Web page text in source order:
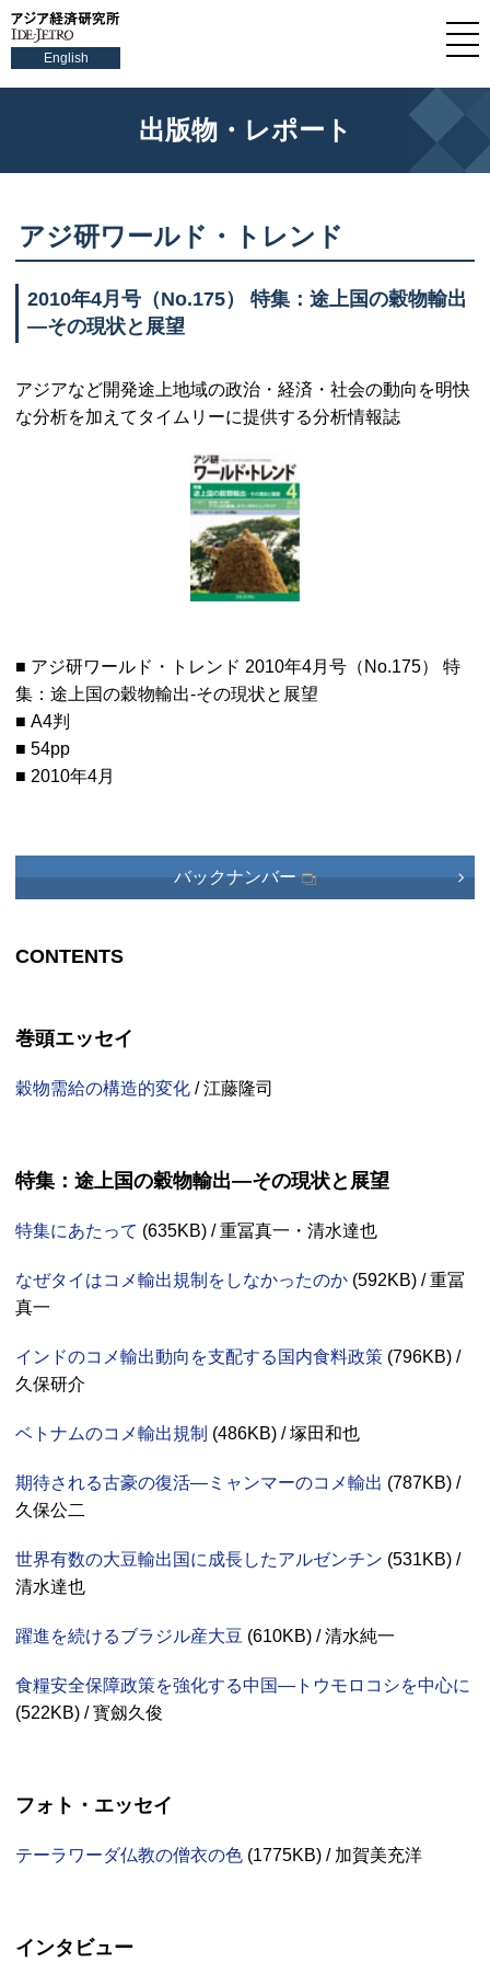
English
出版物・レポート
アジ研ワールド・トレンド
2010年4月号（No.175） 特集：途上国の穀物輸出
—その現状と展望
アジアなど開発途上地域の政治・経済・社会の動向を明快
な分析を加えてタイムリーに提供する分析情報誌
■ アジ研ワールド・トレンド 2010年4月号（No.175） 特
集：途上国の穀物輸出-その現状と展望
■ A4判
■ 54pp
■ 2010年4月
バックナンバー
CONTENTS
巻頭エッセイ
穀物需給の構造的変化 / 江藤隆司
特集：途上国の穀物輸出—その現状と展望
特集にあたって (635KB) / 重冨真一・清水達也
なぜタイはコメ輸出規制をしなかったのか (592KB) / 重冨
真一
インドのコメ輸出動向を支配する国内食料政策 (796KB) /
久保研介
ベトナムのコメ輸出規制 (486KB) / 塚田和也
期待される古豪の復活—ミャンマーのコメ輸出 (787KB) /
久保公二
世界有数の大豆輸出国に成長したアルゼンチン (531KB) /
清水達也
躍進を続けるブラジル産大豆 (610KB) / 清水純一
食糧安全保障政策を強化する中国—トウモロコシを中心に
(522KB) / 寳劔久俊
フォト・エッセイ
テーラワーダ仏教の僧衣の色 (1775KB) / 加賀美充洋
インタビュー